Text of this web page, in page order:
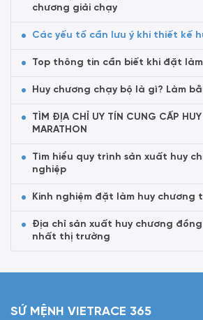
chương giải chạy
Các yếu tố cần lưu ý khi thiết kế
Top thông tin cần biết khi đặt
Huy chương chạy bộ là gì? Làm
TÌM ĐỊA CHỈ UY TÍN CUNG CẤP
MARATHON
Tìm hiểu quy trình sản xuất huy
nghiệp
Kinh nghiệm đặt làm huy chương
Địa chỉ sản xuất huy chương
nhất thị trường
SỨ MỆNH VIETRACE 365